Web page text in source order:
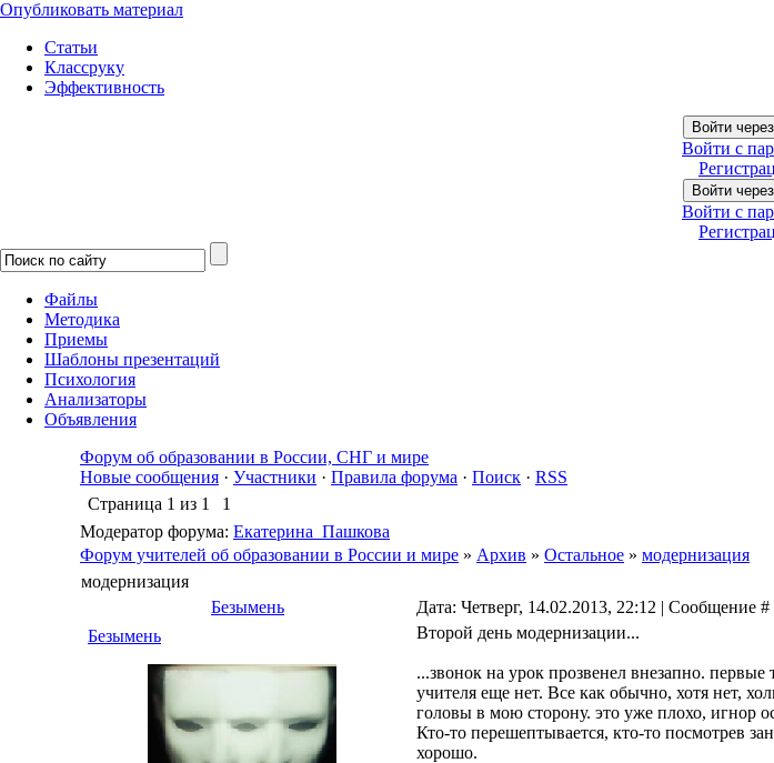
Опубликовать материал
Статьи
Классруку
Эффективность
Войти
Войти с
Войти
Войти с
Файлы
Методика
Приемы
Шаблоны презентаций
Психология
Анализаторы
Объявления
Форум об образовании в России, СНГ и мире
Новые сообщения · Участники · Правила форума · Поиск · RSS
Страница 1 из 1
1
Модератор форума: Екатерина_Пашкова
Форум учителей об образовании в России и мире » Архив » Остальное » модернизация
модернизация
Безымень
Дата: Четверг, 14.02.2013, 22:12 | Сообщение #
Безымень
Второй день модернизации...
...звонок на урок прозвенел внезапно.
учителя еще нет. Все как обычно, хотя нет,
головы в мою сторону. это уже плохо, игнор
Кто-то перешептывается, кто-то посмотрев
хорошо.